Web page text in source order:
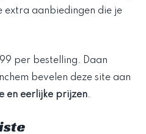
je extra aanbiedingen die je
per bestelling. Daan
bevelen deze site aan
en eerlijke prijzen.